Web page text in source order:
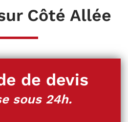
Côté Allée
de devis
sous 24h.